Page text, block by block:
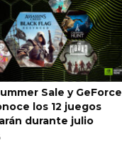
Sale y GeForce
los 12 juegos
durante julio